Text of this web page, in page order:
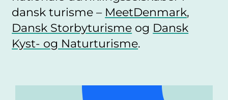
dansk turisme – MeetDenmark,
Dansk Storbyturisme og Dansk
Kyst- og Naturturisme.